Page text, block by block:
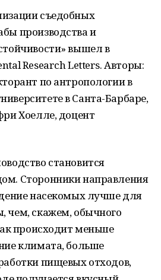
съедобных
производства и
вышел в
Research Letters. Авторы:
по антропологии в
в Санта-Барбаре,
Хоелле, доцент
становится
Сторонники направления
насекомых лучше для
чем, скажем, обычного
происходит меньше
климата, больше
пищевых отходов,